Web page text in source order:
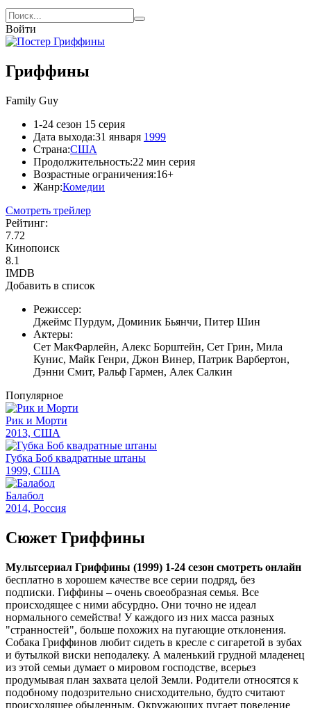
Войти
Гриффины
Family Guy
1-24 сезон 15 серия
Дата выхода:31 января 1999
Страна:США
Продолжительность:22 мин серия
Возрастные ограничения:16+
Жанр:Комедии
Смотреть трейлер
Рейтинг:
7.72
Кинопоиск
8.1
IMDB
Добавить в список
Режиссер:
Джеймс Пурдум, Доминик Бьянчи, Питер Шин
Актеры:
Сет МакФарлейн, Алекс Борштейн, Сет Грин, Мила
Кунис, Майк Генри, Джон Винер, Патрик Варбертон,
Дэнни Смит, Ральф Гармен, Алек Салкин
Популярное
Рик и Морти
2013, США
Губка Боб квадратные штаны
1999, США
Балабол
2014, Россия
Сюжет Гриффины
Мультсериал Гриффины (1999) 1-24 сезон смотреть онлайн
бесплатно в хорошем качестве все серии подряд, без
подписки. Гиффины – очень своеобразная семья. Все
происходящее с ними абсурдно. Они точно не идеал
нормального семейства! У каждого из них масса разных
"странностей", больше похожих на пугающие отклонения.
Собака Гриффинов любит сидеть в кресле с сигаретой в зубах
и бутылкой виски неподалеку. А маленький грудной младенец
из этой семьи думает о мировом господстве, всерьез
продумывая план захвата целой Земли. Родители относятся к
подобному подозрительно снисходительно, будто считают
происходящее обыденным. Окружающих пугает поведение